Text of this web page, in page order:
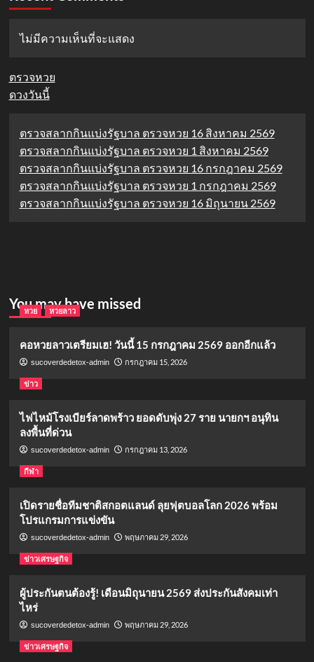
ไม่มีความเห็นที่จะแสดง
ตรวจหวย
ดวงวันนี้
ตรวจสลากกินแบ่งรัฐบาล ตรวจหวย 16 สิงหาคม 2569
ตรวจสลากกินแบ่งรัฐบาล ตรวจหวย 1 สิงหาคม 2569
ตรวจสลากกินแบ่งรัฐบาล ตรวจหวย 16 กรกฎาคม 2569
ตรวจสลากกินแบ่งรัฐบาล ตรวจหวย 1 กรกฎาคม 2569
ตรวจสลากกินแบ่งรัฐบาล ตรวจหวย 16 มิถุนายน 2569
You may have missed
หวย หวยลาว
คอหวยลาวเตรียมเฮ! วันนี้ 15 กรกฎาคม 2569 ออกอีกแล้ว
sucoverdedetox-admin กรกฎาคม 15, 2026
ข่าว
ไฟไหม้โรงเบียร์ลาดพร้าว ยอดดับพุ่ง 27 ราย นายกฯ อนุทิน
ลงพื้นที่ด่วน
sucoverdedetox-admin กรกฎาคม 13, 2026
กีฬา
เปิดรายชื่อทีมชาติสกอตแลนด์ ลุยฟุตบอลโลก 2026 พร้อม
โปรแกรมการแข่งขัน
sucoverdedetox-admin พฤษภาคม 29, 2026
ข่าวเศรษฐกิจ
ผู้ประกันตนต้องรู้! เดือนมิถุนายน 2569 ส่งประกันสังคมเท่า
ไหร่
sucoverdedetox-admin พฤษภาคม 29, 2026
ข่าวเศรษฐกิจ